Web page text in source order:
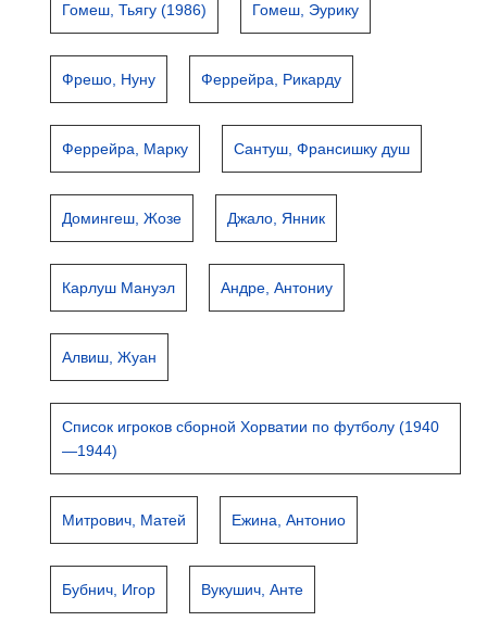
Гомеш, Тьягу (1986) Гомеш, Эурику
Фрешо, Нуну Феррейра, Рикарду
Феррейра, Марку Сантуш, Франсишку душ
Домингеш, Жозе Джало, Янник
Карлуш Мануэл Андре, Антониу
Алвиш, Жуан
Список игроков сборной Хорватии по футболу (1940
—1944)
Митрович, Матей Ежина, Антонио
Бубнич, Игор Вукушич, Анте